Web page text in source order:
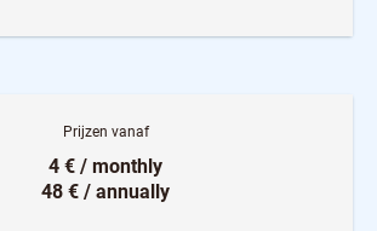
Prijzen vanaf
4 € / monthly
48 € / annually